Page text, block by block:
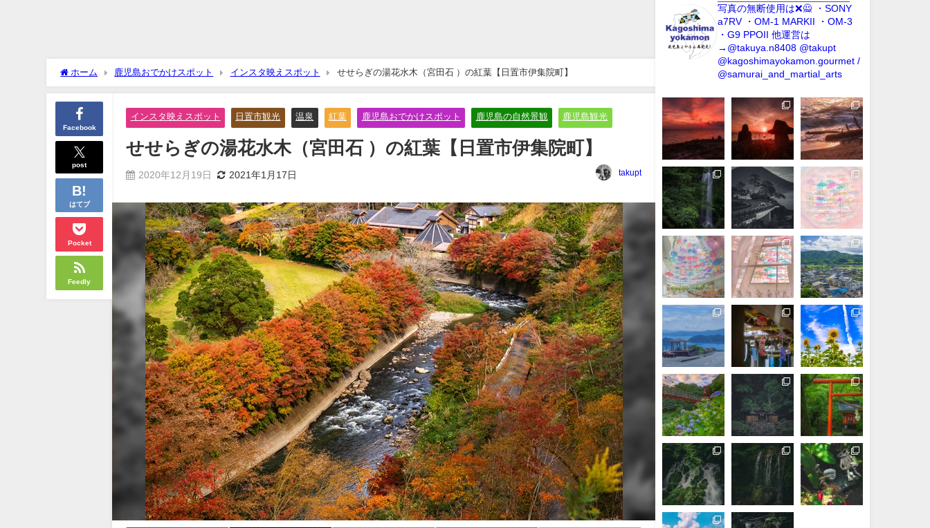
ホーム 鹿児島おでかけスポット インスタ映えスポット せせらぎの湯花水木（宮田石 ）の紅葉【日置市伊集院町】
Facebook
post
はてブ
Pocket
Feedly
インスタ映えスポット 日置市観光 温泉 紅葉 鹿児島おでかけスポット 鹿児島の自然景観 鹿児島観光
せせらぎの湯花水木（宮田石 ）の紅葉【日置市伊集院町】
2020年12月19日 2021年1月17日 takupt
写真の無断使用は❌️🙅・SONY
a7RV・OM-1 MARKII
・OM-3
・G9 PPOII
他運営は
→@takuya.n8408 @takupt
@kagoshimayokamon.gourmet /
@samurai_and_martial_arts